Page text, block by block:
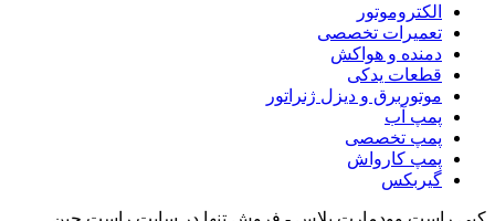
الکتروموتور
تعمیرات تخصصی
دمنده و هواکش
قطعات یدکی
موتوربرق و دیزل ژنراتور
پمپ آب
پمپ تخصصی
پمپ کارواش
گیربکس